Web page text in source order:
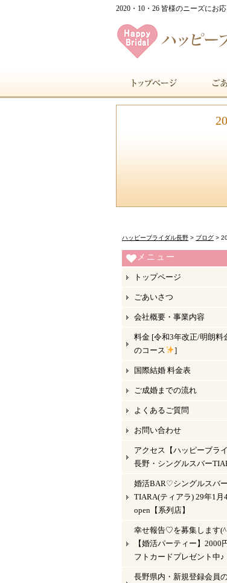
2020・10・26 皆様のニーズにお
ハッピーブライダル長野 > ブログ >
メニュー
トップページ
ごあいさつ
会社概要・事業内容
料金 [令和3年改正/明朗料
のコース
]
国際結婚 料金表
ご成婚までの流れ
よくあるご質問
お問い合わせ
アクセス【ハッピーブラ
長野・シングルスバー
婚活BAR♡シングルスバー
TIARA(ティアラ) 29年1月
open【系列店】
幸せ報告♡を募集します(^
【婚活パーティー】2000
フトカードプレゼント中♪
長野県内・新規登録会員